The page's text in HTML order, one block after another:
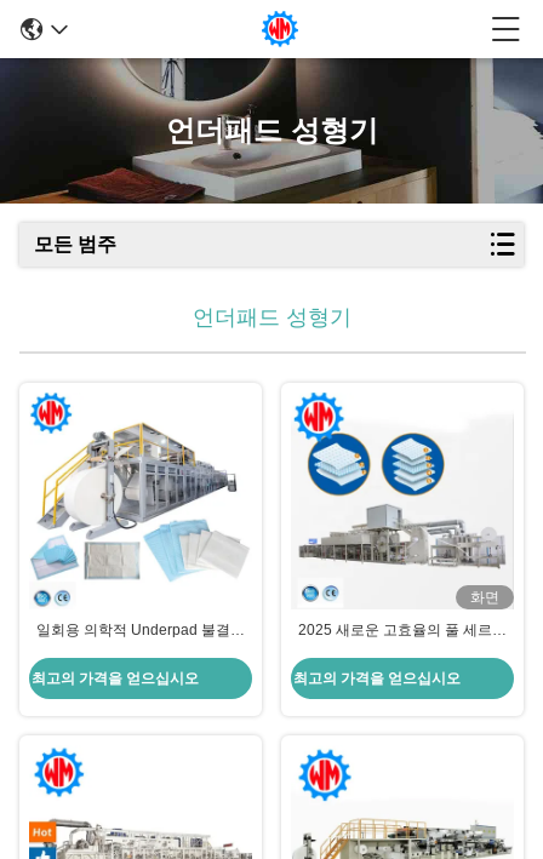
언더패드 성형기
모든 범주
언더패드 성형기
일회용 의학적 Underpad 불결성
최고의 가격을 얻으십시오
화면
2025 새로운 고효율의 풀 세르보
최고의 가격을 얻으십시오